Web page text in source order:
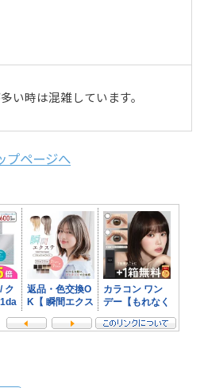
い時は混雑しています。
プページへ